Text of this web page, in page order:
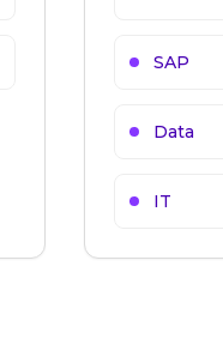
SAP
Data
IT